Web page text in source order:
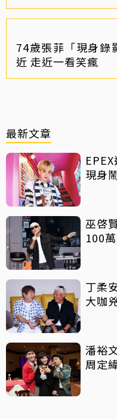
74歲張菲「現身錄
近 走近一看笑瘋
最新文章
現身
巫啓
100
丁柔
大咖
潘裕
周定